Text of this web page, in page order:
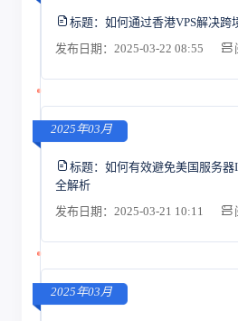
标题： 如何通过香港VPS解决跨
发布日期：2025-03-22 08:55
2025年03月
标题： 如何有效避免美国服务器
全解析
发布日期：2025-03-21 10:11
2025年03月